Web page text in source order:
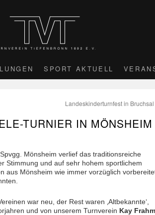
SPORT AKTUELL
Landeskinderturnfest in Bruchsal
TURNIER IN MÖNSHEIM
Mönsheim verlief das traditionsreiche
Stimmung und auf sehr hohem sportlichem
Mönsheim wie immer vorzüglich
war neu, der Rest waren ‚Altbekannte‘,
und von unserem Turnverein Kay Frahm